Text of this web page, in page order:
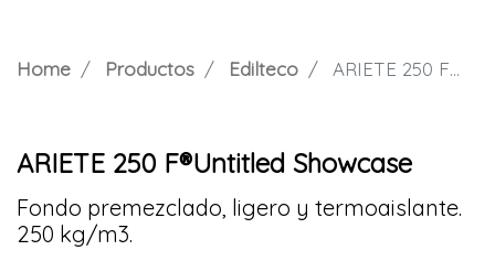
Home Productos Edilteco ARIETE 250 F®Untitled Showcase
ARIETE 250 F®Untitled Showcase
Fondo premezclado, ligero y termoaislante.
250 kg/m3.